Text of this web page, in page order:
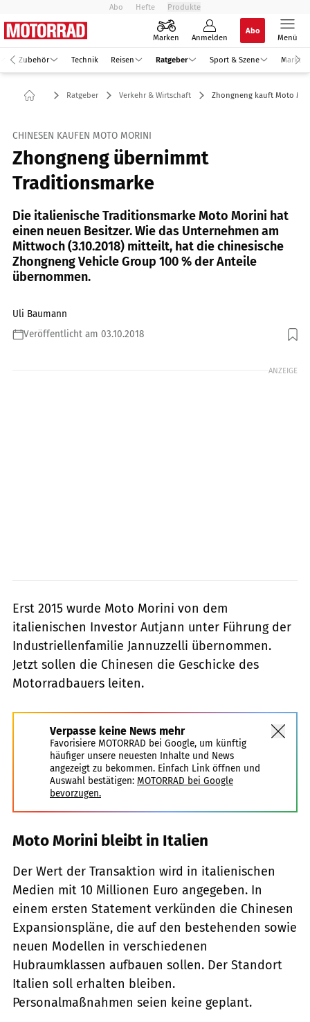
Abo Hefte Produkte
Marken Anmelden
Abo
Menü
Zubehör Technik Reisen Ratgeber Sport & Szene Markt
Ratgeber Verkehr & Wirtschaft Zhongneng kauft Moto
CHINESEN KAUFEN MOTO MORINI
Zhongneng übernimmt
Traditionsmarke
Die italienische Traditionsmarke Moto Morini hat
einen neuen Besitzer. Wie das Unternehmen am
Mittwoch (3.10.2018) mitteilt, hat die chinesische
Zhongneng Vehicle Group 100 % der Anteile
übernommen.
Uli Baumann
Veröffentlicht am 03.10.2018
Foto: Moto Morini
ANZEIGE
Erst 2015 wurde Moto Morini von dem
italienischen Investor Autjann unter Führung der
Industriellenfamilie Jannuzzelli übernommen.
Jetzt sollen die Chinesen die Geschicke des
Motorradbauers leiten.
Verpasse keine News mehr
Favorisiere MOTORRAD bei Google, um künftig
häufiger unsere neuesten Inhalte und News
angezeigt zu bekommen. Einfach Link öffnen und
Auswahl bestätigen: MOTORRAD bei Google
bevorzugen.
Moto Morini bleibt in Italien
Der Wert der Transaktion wird in italienischen
Medien mit 10 Millionen Euro angegeben. In
einem ersten Statement verkünden die Chinesen
Expansionspläne, die auf den bestehenden sowie
neuen Modellen in verschiedenen
Hubraumklassen aufbauen sollen. Der Standort
Italien soll erhalten bleiben.
Personalmaßnahmen seien keine geplant.